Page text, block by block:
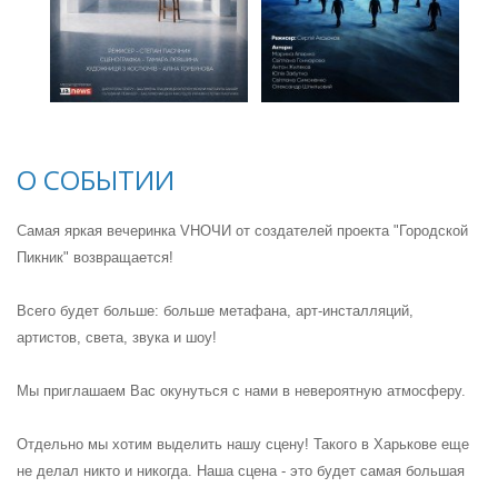
О СОБЫТИИ
Самая яркая вечеринка VНОЧИ от создателей проекта "Городской
Пикник" возвращается!
Всего будет больше: больше метафана, арт-инсталляций,
артистов, света, звука и шоу!
Мы приглашаем Вас окунуться с нами в невероятную атмосферу.
Отдельно мы хотим выделить нашу сцену! Такого в Харькове еще
не делал никто и никогда. Наша сцена - это будет самая большая